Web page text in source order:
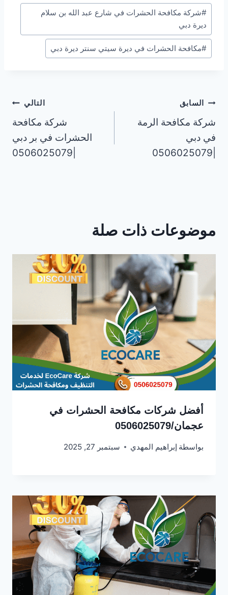
#شركة مكافحة الحشرات في شارع عبد الله بن سلام
ديرة دبي
#مكافحة الحشرات في ديرة سيتي سنتر ديرة دبي
تصفّح
المقالات
السابق
شركة مكافحة الرمة
في دبي
التالي
شركة مكافحة
الحشرات في بر دبي
موضوعات ذات صلة
أفضل شركات مكافحة الحشرات في
عجمان/0506025079
بواسطة إبراهيم المهدي سبتمبر 27, 2025